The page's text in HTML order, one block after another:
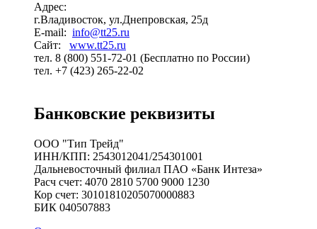
Адрес:
г.Владивосток, ул.Днепровская, 25д
E-mail: info@tt25.ru
Сайт: www.tt25.ru
тел. 8 (800) 551-72-01 (Бесплатно по России)
тел. +7 (423) 265-22-02
Банковские реквизиты
ООО "Тип Трейд"
ИНН/КПП: 2543012041/254301001
Дальневосточный филиал ПАО «Банк Интеза»
Расч счет: 4070 2810 5700 9000 1230
Кор счет: 30101810205070000883
БИК 040507883